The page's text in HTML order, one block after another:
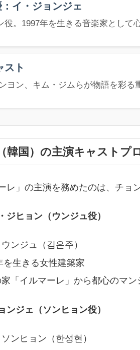
イ・ジョンジェ
役。1997年を生きる音楽家として
スト
ヨン、キム・ジムらが物語を彩る
韓国）の主演キャストプ
レ」の主演を務めたのは、チョ
ジヒョン（ウンジュ役）
ンジュ（김은주）
を生きる女性建築家
「イルマーレ」から都心のマ
ンジェ（ソンヒョン役）
ンヒョン（한성현）